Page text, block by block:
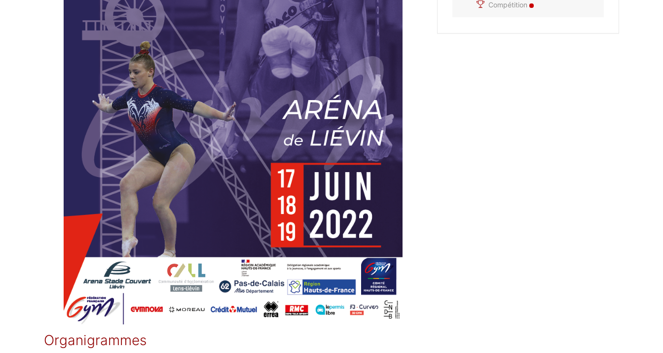
Organigrammes
Compétition